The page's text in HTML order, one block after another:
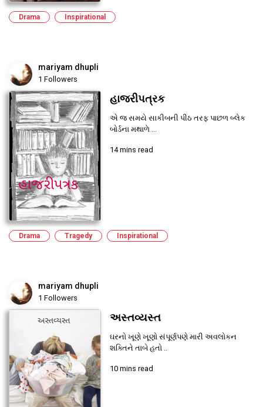
Drama Inspirational
mariyam dhupli
1 Followers
હાજરીપત્રક
એ જ સમયે સાકીબની પીઠ તરફ પાછળ બ્લેક
બોર્ડના મથાળે ...
14 mins read
Drama Tragedy Inspirational
mariyam dhupli
1 Followers
અસ્તવ્યસ્ત
ઘરનો ખૂણે ખૂણો સંપૂર્ણપણે મારી અવલોકન
શક્તિને તાબે હતો ..
10 mins read